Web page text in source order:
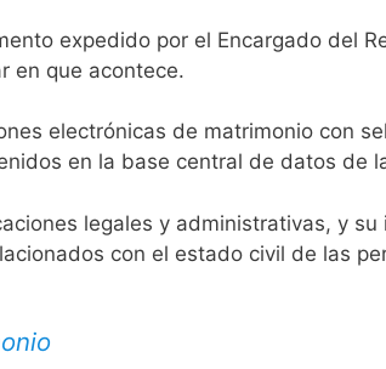
expedido por el Encargado del
en que acontece.
electrónicas de matrimonio con
en la base central de datos de
legales y administrativas, y
con el estado civil de las